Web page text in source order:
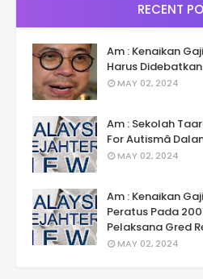
RECENT
Am : Kenaikan
Harus
MAY 02, 2024
Am : Sekolah
For Autismâ
MAY 02, 2024
Am : Kenaikan
Peratus Pada
Pelaksana Gred
MAY 02, 2024